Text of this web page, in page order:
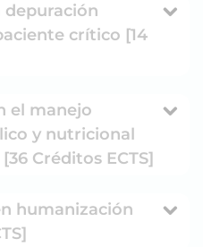
depuración
crítico [14
el manejo
y nutricional
Créditos ECTS]
humanización